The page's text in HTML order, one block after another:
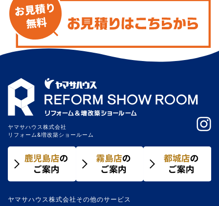
ヤマサハウス株式会社
リフォーム&増改築ショールーム
ヤマサハウス株式会社その他のサービス